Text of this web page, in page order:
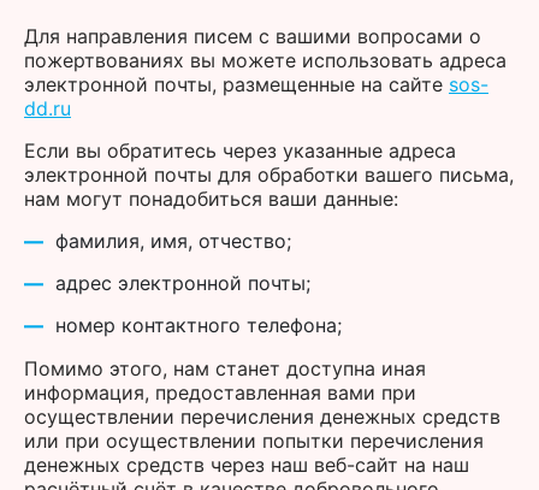
Для направления писем с вашими вопросами о
пожертвованиях вы можете использовать адреса
электронной почты, размещенные на сайте sos-
dd.ru
Если вы обратитесь через указанные адреса
электронной почты для обработки вашего письма,
нам могут понадобиться ваши данные:
фамилия, имя, отчество;
адрес электронной почты;
номер контактного телефона;
Помимо этого, нам станет доступна иная
информация, предоставленная вами при
осуществлении перечисления денежных средств
или при осуществлении попытки перечисления
денежных средств через наш веб-сайт на наш